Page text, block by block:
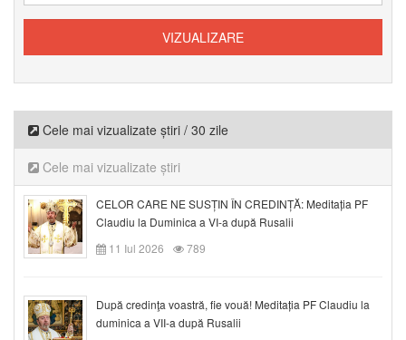
Cele mai vizualizate știri / 30 zile
Cele mai vizualizate știri
CELOR CARE NE SUSȚIN ÎN CREDINȚĂ: Meditația PF
Claudiu la Duminica a VI-a după Rusalii
11 Iul 2026
789
După credinţa voastră, fie vouă! Meditația PF Claudiu la
duminica a VII-a după Rusalii